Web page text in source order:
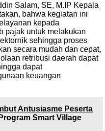
Salam, SE, M.IP Kepala
bahwa kegiatan ini
kepada
pajak untuk melakukan
sehingga proses
secara mudah dan cepat,
retribusi daerah dapat
dapat
keuangan
Antusiasme Peserta
Smart Village